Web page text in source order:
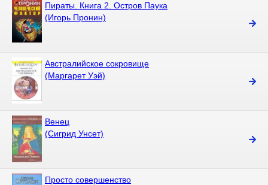
Пираты. Книга 2. Остров Паука
(Игорь Пронин)
Австралийское сокровище
(Маргарет Уэй)
Венец
(Сигрид Унсет)
Просто совершенство